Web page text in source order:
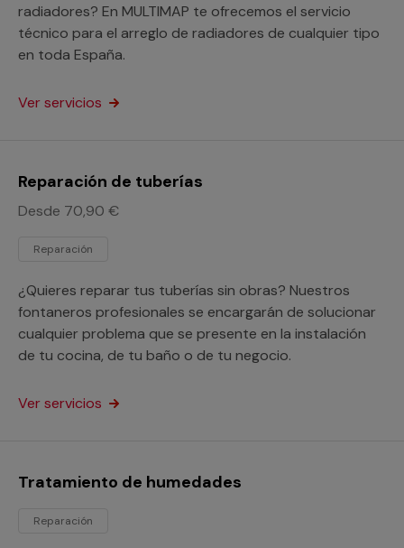
radiadores? En MULTIMAP te ofrecemos el servicio
técnico para el arreglo de radiadores de cualquier tipo
en toda España.
Ver servicios
Reparación de tuberías
Desde 70,90 €
Reparación
¿Quieres reparar tus tuberías sin obras? Nuestros
fontaneros profesionales se encargarán de solucionar
cualquier problema que se presente en la instalación
de tu cocina, de tu baño o de tu negocio.
Ver servicios
Tratamiento de humedades
Reparación